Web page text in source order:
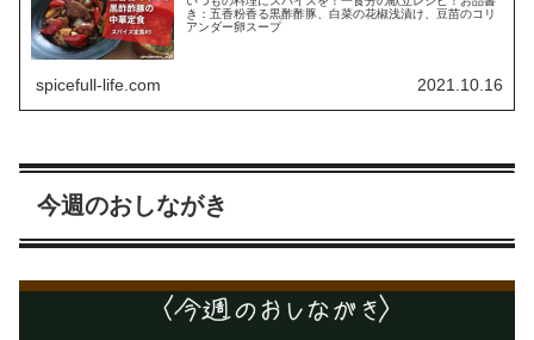
き：五香粉香る黒酢酢豚、白菜の花椒浅漬け、豆苗のコリ
アンダー卵スープ
spicefull-life.com 2021.10.16
今週のおしながき